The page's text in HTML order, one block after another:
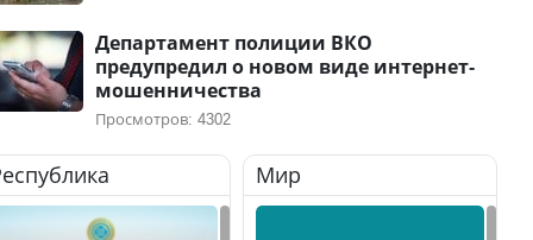
Департамент полиции ВКО
предупредил о новом виде интернет-
мошенничества
Просмотров: 4302
Мир